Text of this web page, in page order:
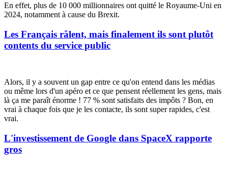
En effet, plus de 10 000 millionnaires ont quitté le Royaume-Uni en
2024, notamment à cause du Brexit.
Les Français râlent, mais finalement ils sont plutôt
contents du service public
Alors, il y a souvent un gap entre ce qu'on entend dans les médias
ou même lors d'un apéro et ce que pensent réellement les gens, mais
là ça me paraît énorme ! 77 % sont satisfaits des impôts ? Bon, en
vrai à chaque fois que je les contacte, ils sont super rapides, c'est
vrai.
L'investissement de Google dans SpaceX rapporte
gros